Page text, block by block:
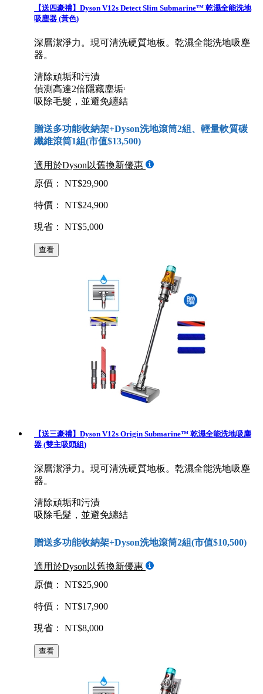
【送四豪禮】Dyson V12s Detect Slim Submarine™ 乾濕全能洗地
吸塵器 (黃色)
深層潔淨力。現可清洗硬質地板。乾濕全能洗地吸塵
器。
清除頑垢和污漬
偵測高達2倍隱藏塵垢1
吸除毛髮，並避免纏結
贈送多功能收納架+Dyson洗地滾筒2組、輕量軟質碳
纖維滾筒1組(市值$13,500)
適用於Dyson以舊換新優惠
原價： NT$29,900
特價： NT$24,900
現省： NT$5,000
查看
【送三豪禮】Dyson V12s Origin Submarine™ 乾濕全能洗地吸塵
器 (雙主吸頭組)
深層潔淨力。現可清洗硬質地板。乾濕全能洗地吸塵
器。
清除頑垢和污漬
吸除毛髮，並避免纏結
贈送多功能收納架+Dyson洗地滾筒2組(市值$10,500)
適用於Dyson以舊換新優惠
原價： NT$25,900
特價： NT$17,900
現省： NT$8,000
查看